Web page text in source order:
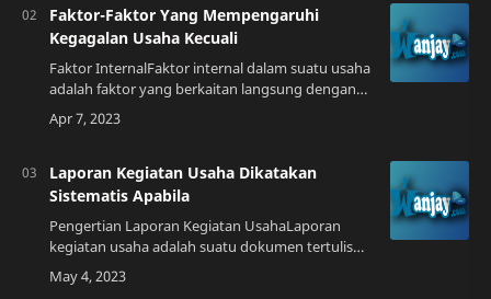
Faktor-Faktor Yang Mempengaruhi
Kegagalan Usaha Kecuali
Faktor InternalFaktor internal dalam suatu usaha
adalah faktor yang berkaitan langsung dengan
pengelolaan dan pengembangan usaha itu
sendiri. Berikut adalah beberapa faktor inte…
Laporan Kegiatan Usaha Dikatakan
Sistematis Apabila
Pengertian Laporan Kegiatan UsahaLaporan
kegiatan usaha adalah suatu dokumen tertulis
yang berisi informasi mengenai aktivitas bisnis
yang dilakukan oleh sebuah perusahaan dalam…